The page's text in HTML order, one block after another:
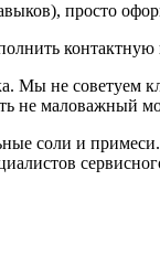
просто
не советуем
не маловажный
соли и примеси.